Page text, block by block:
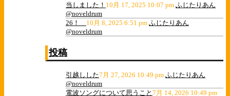
当しました！ 10月 17, 2025 10:07 pm ふじたりあん
@noveldrum
26！ 10月 8, 2025 6:51 pm ふじたりあん
@noveldrum
投稿
引越しした7月 27, 2026 10:49 pm ふじたりあん
@noveldrum
電波ソングについて思うこと 7月 14, 2026 10:49 pm